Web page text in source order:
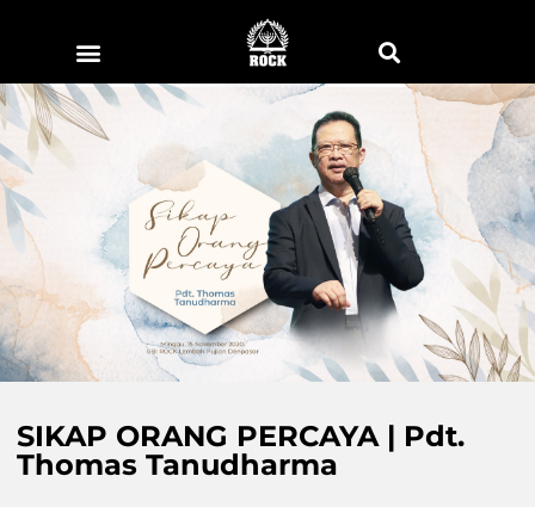
SIKAP ORANG PERCAYA | Pdt.
Thomas Tanudharma